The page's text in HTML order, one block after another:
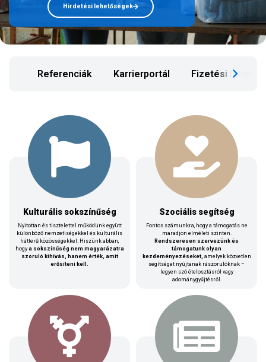
Hirdetési lehetőségek
Referenciák Karrierportál Fizetési
Kulturális sokszínűség
Nyitottan és tisztelettel működünk együtt
különböző nemzetiségekkel és kulturális
hátterű közösségekkel. Hiszünk abban,
hogy a sokszínűség nem magyarázatra
szoruló kihívás, hanem érték, amit
erősíteni kell.
Szociális segítség
Fontos számunkra, hogy a támogatás ne
maradjon elméleti szinten.
Rendszeresen szervezünk és
támogatunk olyan
kezdeményezéseket, amelyek közvetlen
segítséget nyújtanak rászorulóknak –
legyen szó ételosztásról vagy
adománygyűjtésről.